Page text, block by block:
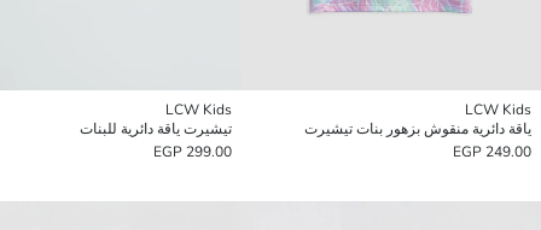
LCW Kids
ياقة دائرية منقوش بزهور بنات تيشيرت
249.00 EGP
LCW Kids
تيشيرت ياقة دائرية للبنات
299.00 EGP